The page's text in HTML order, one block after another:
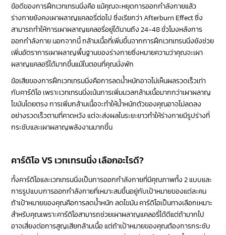
ข้อดีของการฝึกเวทเทรนนิ่งคือ แม้คุณจะหยุดการออกกำลังกายแล้ว
ร่างกายยังคงเผาผลาญแคลอรี่ต่อไป ซึ่งเรียกว่า Afterburn Effect ซึ่ง
สามารถทำให้การเผาผลาญแคลอรี่อยู่ได้นานถึง 24-48 ชั่วโมงหลังการ
ออกกำลังกาย นอกจากนี้ กล้ามเนื้อที่เพิ่มขึ้นจากการฝึกเวทเทรนนิ่งยังช่วย
เพิ่มอัตราการเผาผลาญพื้นฐานของร่างกายซึ่งหมายความว่าคุณจะเผา
ผลาญแคลอรี่ได้มากขึ้นแม้ในตอนที่คุณนั่งพัก
ข้อเสียของการฝึกเวทเทรนนิ่งคือการลดน้ำหนักอาจไม่เห็นผลรวดเร็วเท่า
กับคาร์ดิโอ เพราะเวทเทรนนิ่งเน้นการเพิ่มมวลกล้ามเนื้อมากกว่าเผาผลาญ
ไขมันโดยตรง การเพิ่มกล้ามเนื้อจะทำให้น้ำหนักตัวของคุณอาจไม่ลดลง
อย่างรวดเร็วตามที่คาดหวัง แต่จะส่งผลในระยะยาวทำให้ร่างกายมีรูปร่างที่
กระชับและเผาผลาญพลังงานมากขึ้น
คาร์ดิโอ VS เวทเทรนนิ่ง เลือกอะไรดี?
ทั้งคาร์ดิโอและเวทเทรนนิ่งเป็นการออกกำลังกายที่มีคุณภาพทั้ง 2 แบบและ
การรูปแบบการออกกำลังกายที่เหมาะสมขึ้นอยู่กับเป้าหมายของแต่ละคน
ถ้าเป้าหมายของคุณคือการลดน้ำหนัก ลดไขมัน คาร์ดิโอเป็นทางเลือกเหมาะ
สำหรับคุณเพราะคาร์ดิโอสามารถช่วยเผาผลาญแคลอรี่ได้ดีแต่ถ้ามากไป
อาจเสี่ยงต่อการสูญเสียกล้ามเนื้อ แต่ถ้าเป้าหมายของคุณต้องการกระชับ